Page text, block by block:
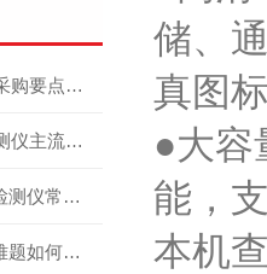
2026工业气体检测仪采购要点：如何分辨固定式、复合、泵吸式检测仪优劣
2026年硫化氢气体检测仪主流品牌盘点及选型硬性要求
及时解决在线式气体检测仪常见问题有助于保障人员安全
天然气锅炉烟气监测难题如何解？
储、
真图
●大容
能，
本机